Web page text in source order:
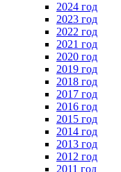
2024 год
2023 год
2022 год
2021 год
2020 год
2019 год
2018 год
2017 год
2016 год
2015 год
2014 год
2013 год
2012 год
2011 год